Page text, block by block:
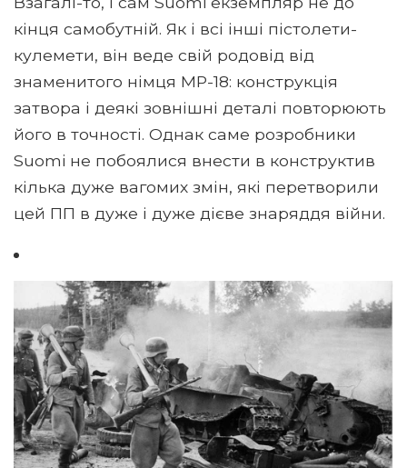
кінця самобутній. Як і всі інші пістолети-
кулемети, він веде свій родовід від
знаменитого німця МР-18: конструкція
затвора і деякі зовнішні деталі повторюють
його в точності. Однак саме розробники
Suomi не побоялися внести в конструктив
кілька дуже вагомих змін, які перетворили
цей ПП в дуже і дуже дієве знаряддя війни.